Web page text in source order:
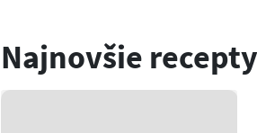
Najnovšie recepty